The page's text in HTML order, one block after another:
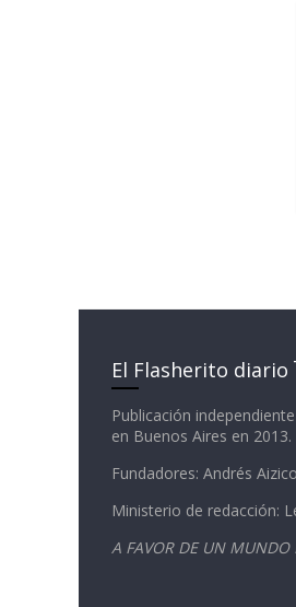
El Flasherito diario
Publicación
en Buenos Aires en 2013.
Fundadores: Andrés
Ministerio de redacción:
A FAVOR DE UN MUNDO